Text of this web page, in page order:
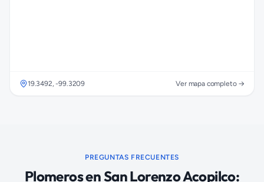
19.3492,-99.3209 Ver mapa completo →
PREGUNTAS FRECUENTES
PlomerosenSan Lorenzo Acopilco: